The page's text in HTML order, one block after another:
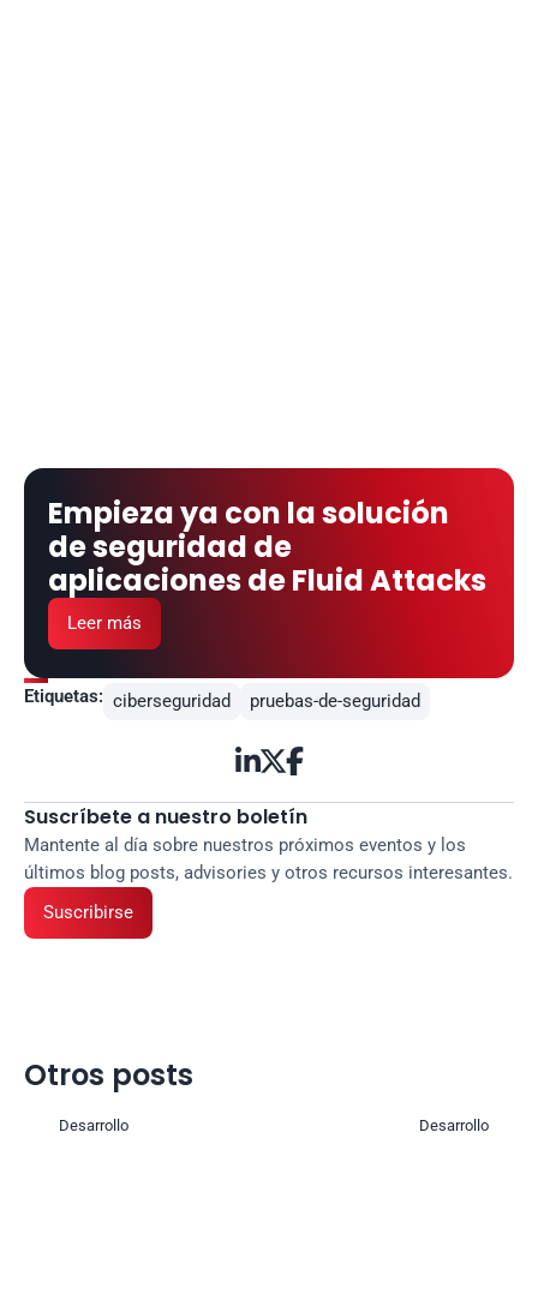
Empieza ya con la solución
de seguridad de
aplicaciones de Fluid Attacks
Leer más
Etiquetas: ciberseguridad pruebas-de-seguridad

Suscríbete a nuestro boletín
Mantente al día sobre nuestros próximos eventos y los
últimos blog posts, advisories y otros recursos interesantes.
Suscribirse
Otros posts
Desarrollo Desarrollo